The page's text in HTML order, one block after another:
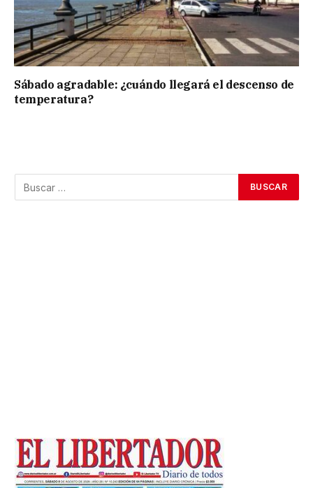
Sábado agradable: ¿cuándo llegará el descenso de
temperatura?